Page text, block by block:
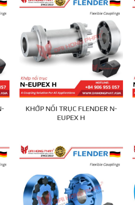
KHỚP NỐI TRỤC FLENDER N-
EUPEX H